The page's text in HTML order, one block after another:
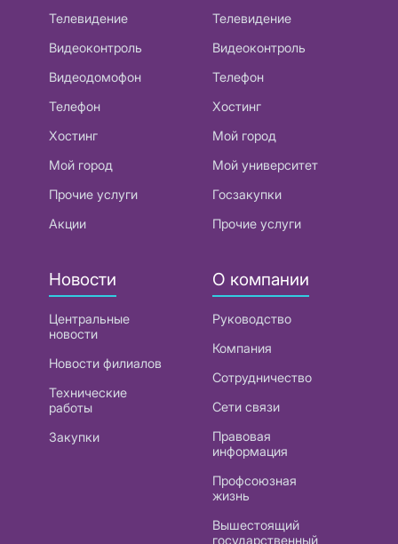
Телевидение
Видеоконтроль
Видеодомофон
Телефон
Хостинг
Мой город
Прочие услуги
Акции
Телевидение
Видеоконтроль
Телефон
Хостинг
Мой город
Мой университет
Госзакупки
Прочие услуги
Новости
Центральные
новости
Новости филиалов
Технические
работы
Закупки
О компании
Руководство
Компания
Сотрудничество
Сети связи
Правовая
информация
Профсоюзная
жизнь
Вышестоящий
государственный